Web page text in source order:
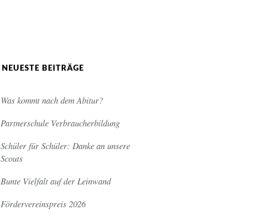
NEUESTE BEITRÄGE
Was kommt nach dem Abitur?
Partnerschule Verbraucherbildung
Schüler für Schüler: Danke an unsere
Scouts
Bunte Vielfalt auf der Leinwand
Fördervereinspreis 2026